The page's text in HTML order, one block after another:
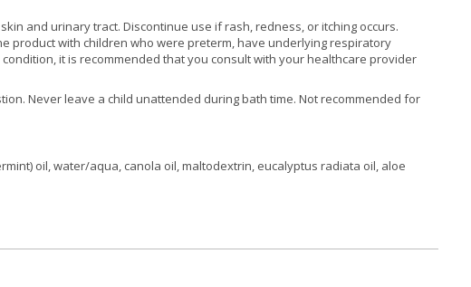
and urinary tract. Discontinue use if rash, redness, or itching occurs.
product with children who were preterm, have underlying respiratory
it is recommended that you consult with your healthcare provider
Never leave a child unattended during bath time. Not recommended for
oil, water/aqua, canola oil, maltodextrin, eucalyptus radiata oil, aloe